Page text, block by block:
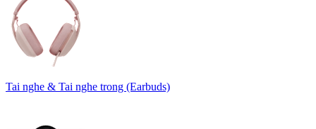
Tai nghe & Tai nghe trong (Earbuds)